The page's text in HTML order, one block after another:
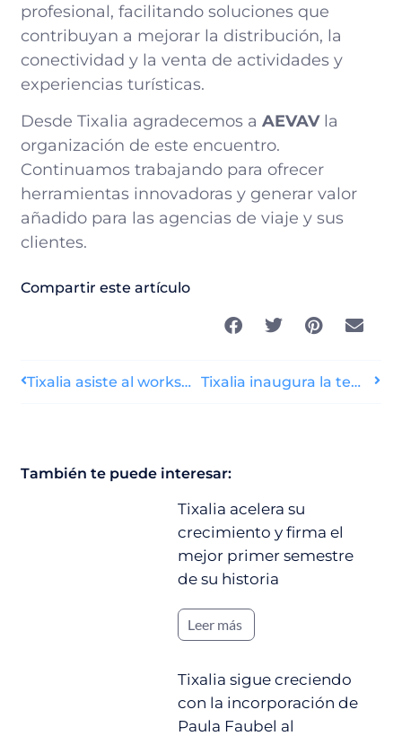
profesional, facilitando soluciones que
contribuyan a mejorar la distribución, la
conectividad y la venta de actividades y
experiencias turísticas.
Desde Tixalia agradecemos aAEVAVla
organización de este encuentro.
Continuamos trabajando para ofrecer
herramientas innovadoras y generar valor
añadido para las agencias de viaje y sus
clientes.
Compartir este artículo
Tixalia asiste al workshop ‘Destino Sevilla’ Tixalia inaugura la temporada de parques acuáticos con una oferta de más de 30 parques
También te puede interesar:
Tixalia acelera su
crecimiento y firma el
mejor primer semestre
de su historia
Leer más
Tixalia sigue creciendo
con la incorporación de
Paula Faubel al